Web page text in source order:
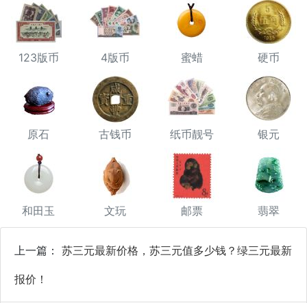
123版币 4版币 蜜蜡 硬币
原石 古钱币 纸币靓号 银元
和田玉 文玩 邮票 翡翠
上一篇： 苏三元最新价格，苏三元值多少钱？绿三元最新
报价！